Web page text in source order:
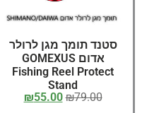
סטנד תומך מגן לרולר
אדום GOMEXUS
Fishing Reel Protect
Stand
₪79.00
₪55.00